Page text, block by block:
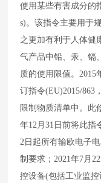
使用某些有害成分的
s) 。该指令主要用于
之更加有利于人体健
气产品中铅、汞、镉
质的使用限值。 2015
订指令(EU)2015/863
限制物质清单中。此
年12 月31 日前将此指
2 日起所有输欧电子
制要求； 2021年7 月 22
控设备(包括工业监